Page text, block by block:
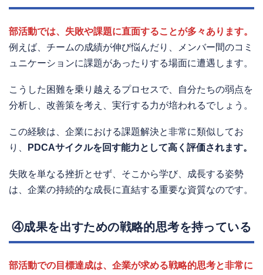
部活動では、失敗や課題に直面することが多々あります。
例えば、チームの成績が伸び悩んだり、メンバー間のコミ
ュニケーションに課題があったりする場面に遭遇します。
こうした困難を乗り越えるプロセスで、自分たちの弱点を
分析し、改善策を考え、実行する力が培われるでしょう。
この経験は、企業における課題解決と非常に類似してお
り、
PDCAサイクルを回す能力として高く評価されます。
失敗を単なる挫折とせず、そこから学び、成長する姿勢
は、企業の持続的な成長に直結する重要な資質なのです。
④成果を出すための戦略的思考を持っている
部活動での目標達成は、企業が求める戦略的思考と非常に